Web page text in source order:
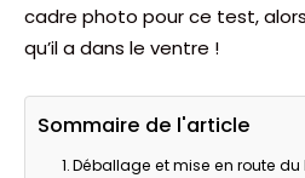
cadre photo pour ce test,
qu’il a dans le ventre !
Sommaire de l'article
Déballage et mise en route du